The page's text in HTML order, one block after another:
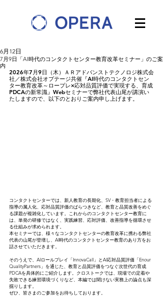
7月9日「AI時代のコンタクトセンター教育改革セミナー」のご案
内
6月12日
2026年7月9日（木）ＡＲアドバンストテクノロジ株式会
社／株式会社オプテージ共催『AI時代のコンタクトセン
ター教育改革～ロープレ×応対品質評価で実現する、育成
PDCAの新常識』Webセミナーで弊社代表山尾が講演い
たしますので、以下のとおりご案内申し上げます。
コンタクトセンターでは、新人教育の長期化、SV・教育担当者による
指導の属人化、応対品質評価のばらつきなど、教育と品質改善をめぐ
る課題が複雑化しています。これからのコンタクトセンター教育に
は、単発の研修ではなく、実践練習、応対評価、改善指導を循環させ
る仕組みが求められます。​
本セミナーでは、様々なコンタクトセンターの教育改革に携わる弊社
代表の山尾が登壇し、AI時代のコンタクトセンター教育のあり方をお
話させていただきます。
そのうえで、AIロールプレイ「InnovaCall」とAI応対品質評価「Enour
QualityPartners」を通じた、教育と品質評価をつなぐ次世代の育成
PDCAを具体的にご紹介します。​クロストークでは、現場での定着や
失敗できる練習環境づくりなど、本編では聞けない実務上の論点も深
掘りします。​
ぜひ、皆さまのご参加をお待ちしております。